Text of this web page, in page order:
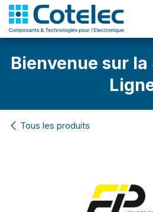
Bienvenue sur
Tous les produits